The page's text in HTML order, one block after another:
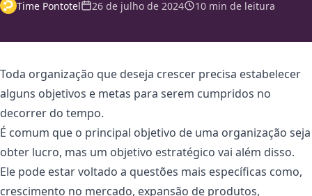
Time Pontotel 26 de julho de 2024 10 min de leitura
Toda organização que deseja crescer precisa estabelecer
alguns objetivos e metas para serem cumpridos no
decorrer do tempo.
É comum que o principal objetivo de uma organização seja
obter lucro, mas um objetivo estratégico vai além disso.
Ele pode estar voltado a questões mais específicas como,
crescimento no mercado, expansão de produtos,